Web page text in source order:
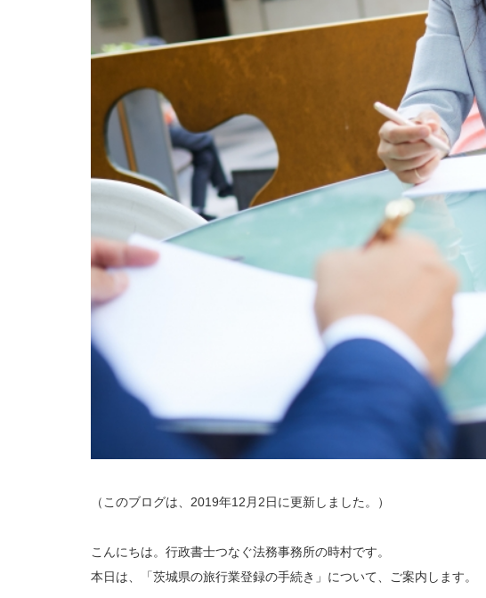
（このブログは、2019年12月2日に更新しました。）
こんにちは。行政書士つなぐ法務事務所の時村です。
本日は、「茨城県の旅行業登録の手続き」について、ご案内します。